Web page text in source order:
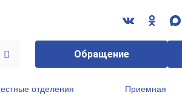
Обращение
отделения Приемная